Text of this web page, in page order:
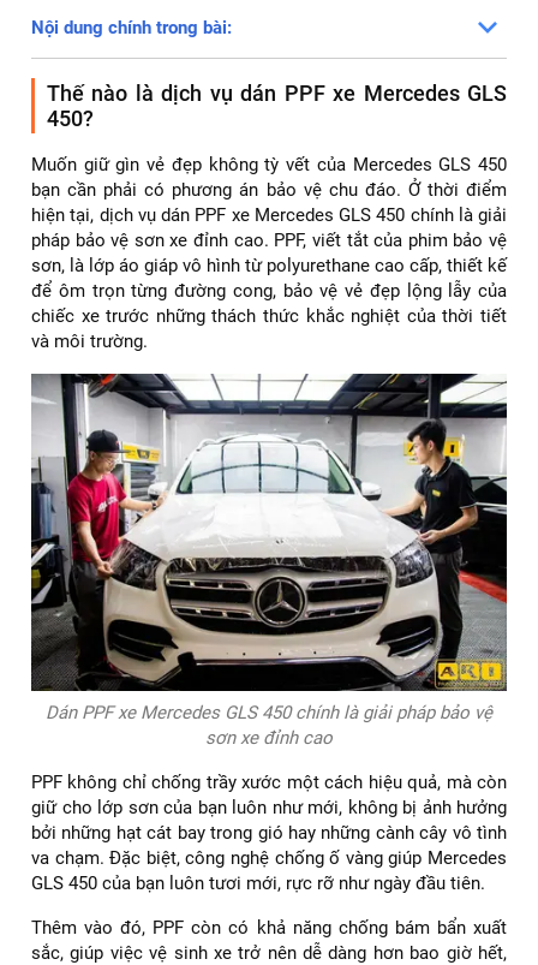
Nội dung chính trong bài:
Thế nào là dịch vụ dán PPF xe Mercedes GLS
450?
Muốn giữ gìn vẻ đẹp không tỳ vết của Mercedes GLS 450
bạn cần phải có phương án bảo vệ chu đáo. Ở thời điểm
hiện tại, dịch vụ dán PPF xe Mercedes GLS 450 chính là giải
pháp bảo vệ sơn xe đỉnh cao. PPF, viết tắt của phim bảo vệ
sơn, là lớp áo giáp vô hình từ polyurethane cao cấp, thiết kế
để ôm trọn từng đường cong, bảo vệ vẻ đẹp lộng lẫy của
chiếc xe trước những thách thức khắc nghiệt của thời tiết
và môi trường.
Dán PPF xe Mercedes GLS 450 chính là giải pháp bảo vệ
sơn xe đỉnh cao
PPF không chỉ chống trầy xước một cách hiệu quả, mà còn
giữ cho lớp sơn của bạn luôn như mới, không bị ảnh hưởng
bởi những hạt cát bay trong gió hay những cành cây vô tình
va chạm. Đặc biệt, công nghệ chống ố vàng giúp Mercedes
GLS 450 của bạn luôn tươi mới, rực rỡ như ngày đầu tiên.
Thêm vào đó, PPF còn có khả năng chống bám bẩn xuất
sắc, giúp việc vệ sinh xe trở nên dễ dàng hơn bao giờ hết,